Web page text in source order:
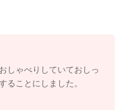
、病気かどうかの判断
ぱいやミルクも普段通り
時的な腸内細菌の変化と
いただいて問題ないよう
しゃべりしていておしっ
ることにしました。